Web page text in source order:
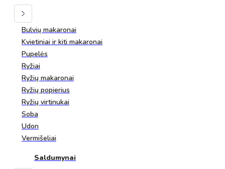
Bulvių makaronai
Kvietiniai ir kiti makaronai
Pupelės
Ryžiai
Ryžių makaronai
Ryžių popierius
Ryžių virtinukai
Soba
Udon
Vermišeliai
Saldumynai